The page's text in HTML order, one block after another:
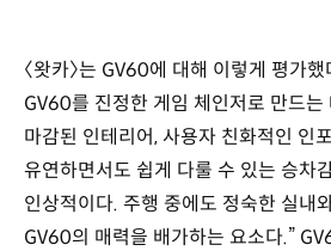
〈왓카〉는 GV60에 대해 이렇게 평가
GV60를 진정한 게임 체인저로 만드는
마감된 인테리어, 사용자 친화적인 인
유연하면서도 쉽게 다룰 수 있는 승차
인상적이다. 주행 중에도 정숙한 실내
GV60의 매력을 배가하는 요소다.”